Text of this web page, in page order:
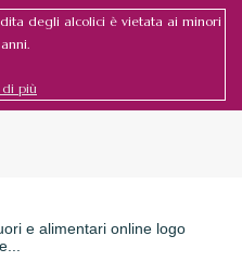
degli alcolici è vietata ai minori
più